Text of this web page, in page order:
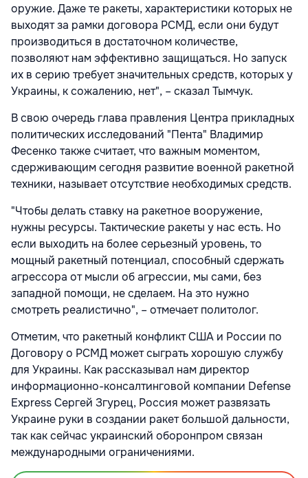
оружие. Даже те ракеты, характеристики которых не
выходят за рамки договора РСМД, если они будут
производиться в достаточном количестве,
позволяют нам эффективно защищаться. Но запуск
их в серию требует значительных средств, которых у
Украины, к сожалению, нет", – сказал Тымчук.
В свою очередь глава правления Центра прикладных
политических исследований "Пента" Владимир
Фесенко также считает, что важным моментом,
сдерживающим сегодня развитие военной ракетной
техники, называет отсутствие необходимых средств.
"Чтобы делать ставку на ракетное вооружение,
нужны ресурсы. Тактические ракеты у нас есть. Но
если выходить на более серьезный уровень, то
мощный ракетный потенциал, способный сдержать
агрессора от мысли об агрессии, мы сами, без
западной помощи, не сделаем. На это нужно
смотреть реалистично", – отмечает политолог.
Отметим, что ракетный конфликт США и России по
Договору о РСМД может сыграть хорошую службу
для Украины. Как рассказывал нам директор
информационно-консалтинговой компании Defense
Express Сергей Згурец, Россия может развязать
Украине руки в создании ракет большой дальности,
так как сейчас украинский оборонпром связан
международными ограничениями.